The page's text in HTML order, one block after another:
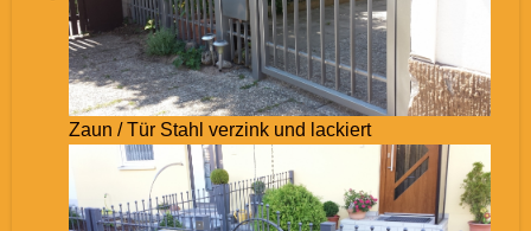
Zaun / Tür Stahl verzink und lackiert